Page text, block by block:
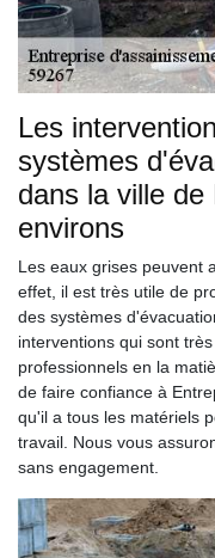
Les
systèmes
dans la ville
environs
Les eaux grises peuvent
effet, il est très utile de
des systèmes
interventions qui sont
professionnels en la
de faire confiance à
qu'il a tous les matériels
travail. Nous vous
sans engagement.